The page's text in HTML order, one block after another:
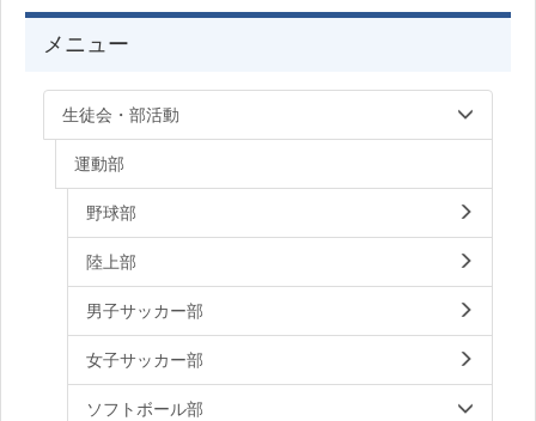
メニュー
生徒会・部活動
運動部
野球部
陸上部
男子サッカー部
女子サッカー部
ソフトボール部